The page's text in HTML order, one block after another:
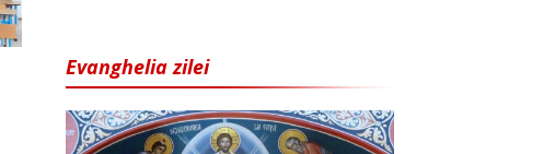
Evanghelia zilei